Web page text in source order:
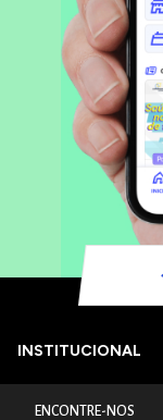
INSTITUCIONAL
ENCONTRE-NOS